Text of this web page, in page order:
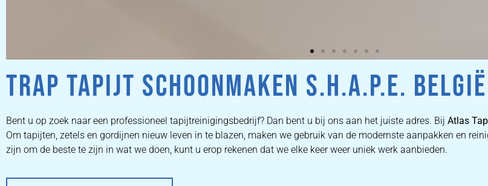
ZETEL
REINIGEN
TRAP TAPIJT SCHOONMAKEN S.H.A.P.E. BELGIË
Bent u op zoek naar een professioneel tapijtreinigingsbedrijf? Dan bent u bij ons aan het juiste adres. Bij Atlas
Om tapijten, zetels en gordijnen nieuw leven in te blazen, maken we gebruik van de modernste aanpakken en
zijn om de beste te zijn in wat we doen, kunt u erop rekenen dat we elke keer weer uniek werk aanbieden.